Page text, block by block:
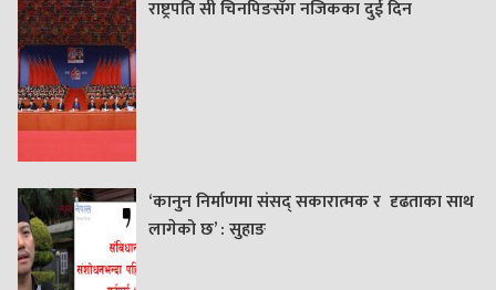
राष्ट्रपति सी चिनपिङसँग नजिकका दुई दिन
‘कानुन निर्माणमा संसद् सकारात्मक र दृढताका साथ
लागेको छ’ : सुहाङ